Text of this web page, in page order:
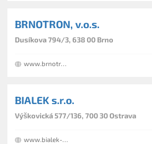
BRNOTRON, v.o.s.
Dusíkova 794/3, 638 00 Brno
www.brnotron.cz
BIALEK s.r.o.
Výškovická 577/136, 700 30 Ostrava
www.bialek-sro.cz